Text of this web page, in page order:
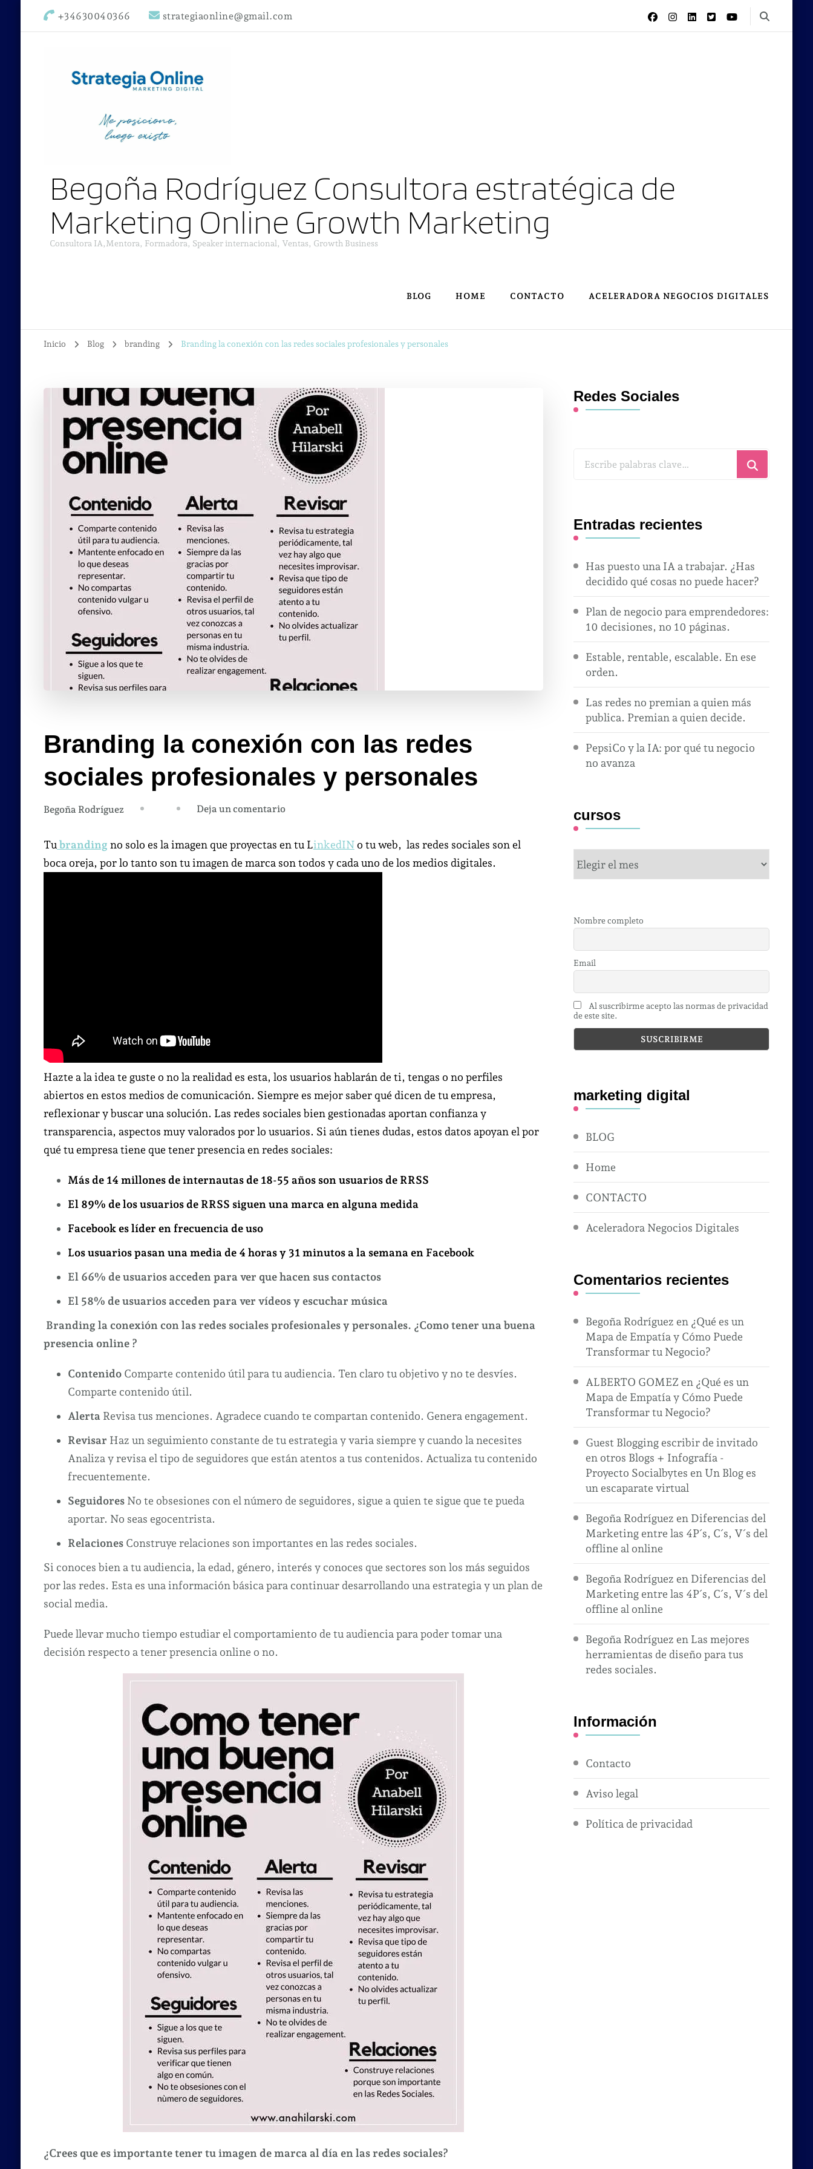
+34630040366 strategiaonline@gmail.com
Begoña Rodríguez Consultora estratégica de
Marketing Online Growth Marketing
Consultora IA,Mentora, Formadora, Speaker internacional, Ventas, Growth Business
BLOG HOME CONTACTO ACELERADORA NEGOCIOS DIGITALES
Inicio Blog branding Branding la conexión con las redes sociales profesionales y personales
Branding la conexión con las redes
sociales profesionales y personales
Begoña Rodríguez Deja un comentarioen
la
conexión
con
Tu branding no solo es la imagen que proyectas en tu LinkedINo tu web, las redes sociales son el
boca oreja, por lo tanto son tu imagen de marca son todos y cada uno de los medios digitales.
Hazte a la idea te guste o no la realidad es esta, los usuarios hablarán de ti, tengas o no perfiles
abiertos en estos medios de comunicación. Siempre es mejor saber qué dicen de tu empresa,
reflexionar y buscar una solución. Las redes sociales bien gestionadas aportan confianza y
transparencia, aspectos muy valorados por lo usuarios. Si aún tienes dudas, estos datos apoyan el por
qué tu empresa tiene que tener presencia en redes sociales:
Más de 14 millones de internautas de 18-55 años son usuarios de RRSS
El 89% de los usuarios de RRSS siguen una marca en alguna medida
Facebook es líder en frecuencia de uso
Los usuarios pasan una media de 4 horas y 31 minutos a la semana en Facebook
El 66% de usuarios acceden para ver que hacen sus contactos
El 58% de usuarios acceden para ver vídeos y escuchar música
Branding la conexión con las redes sociales profesionales y personales. ¿Como tener una buena
presencia online ?
Contenido Comparte contenido útil para tu audiencia. Ten claro tu objetivo y no te desvíes.
Comparte contenido útil.
Alerta Revisa tus menciones. Agradece cuando te compartan contenido. Genera engagement.
Revisar Haz un seguimiento constante de tu estrategia y varia siempre y cuando la necesites
Analiza y revisa el tipo de seguidores que están atentos a tus contenidos. Actualiza tu contenido
frecuentemente.
SeguidoresNo te obsesiones con el número de seguidores, sigue a quien te sigue que te pueda
aportar. No seas egocentrista.
Relaciones Construye relaciones son importantes en las redes sociales.
Si conoces bien a tu audiencia, la edad, género, interés y conoces que sectores son los más seguidos
por las redes. Esta es una información básica para continuar desarrollando una estrategia y un plan de
social media.
Puede llevar mucho tiempo estudiar el comportamiento de tu audiencia para poder tomar una
decisión respecto a tener presencia online o no.
¿Crees que es importante tener tu imagen de marca al día en las redes sociales?
Redes Sociales
¿Buscas
Entradas recientes
Has puesto una IA a trabajar. ¿Has
decidido qué cosas no puede hacer?
Plan de negocio para emprendedores:
10 decisiones, no 10 páginas.
Estable, rentable, escalable. En ese
orden.
Las redes no premian a quien más
publica. Premian a quien decide.
PepsiCo y la IA: por qué tu negocio
no avanza
cursos
cursos
Nombre completo
Email
Al suscribirme acepto las normas de privacidad
de este site.
marketing digital
BLOG
Home
CONTACTO
Aceleradora Negocios Digitales
Comentarios recientes
Begoña Rodríguez en ¿Qué es un
Mapa de Empatía y Cómo Puede
Transformar tu Negocio?
ALBERTO GOMEZ en ¿Qué es un
Mapa de Empatía y Cómo Puede
Transformar tu Negocio?
Guest Blogging escribir de invitado
en otros Blogs + Infografía -
Proyecto Socialbytes en Un Blog es
un escaparate virtual
Begoña Rodríguez en Diferencias del
Marketing entre las 4P´s, C´s, V´s del
offline al online
Begoña Rodríguez en Diferencias del
Marketing entre las 4P´s, C´s, V´s del
offline al online
Begoña Rodríguez en Las mejores
herramientas de diseño para tus
redes sociales.
Información
Contacto
Aviso legal
Política de privacidad